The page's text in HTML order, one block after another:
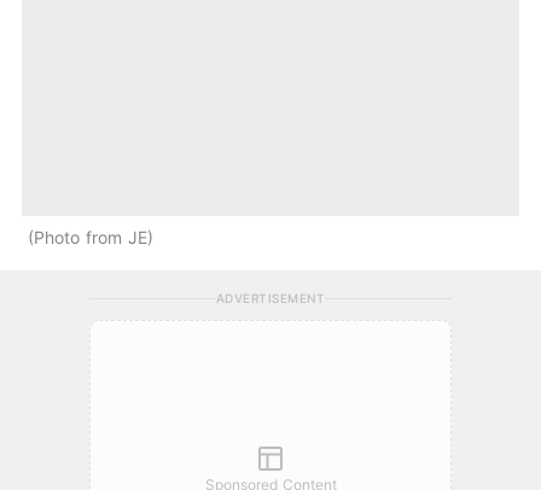
Photo from JE
ADVERTISEMENT
Sponsored Content